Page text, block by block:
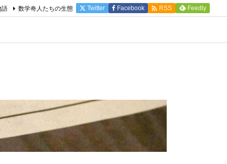
語 数学奇人たちの生態 Twitter Facebook  RSS Feedly